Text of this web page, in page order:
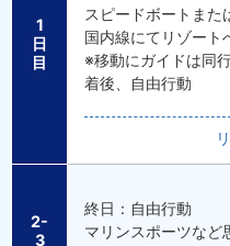
1
日
目
スピードボートまた
国内線にてリゾート
※移動にガイドは同
着後、自由行動
2-
3
終日：自由行動
マリンスポーツなど